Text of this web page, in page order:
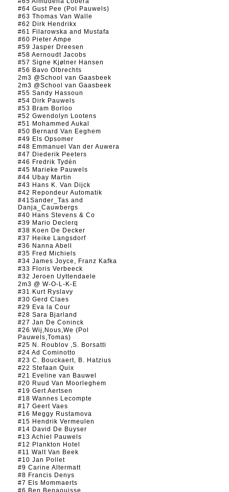
#64 Gust Pee (Pol Pauwels)
#63 Thomas Van Walle
#62 Dirk Hendrikx
#61 Filarowska and Mustafa
#60 Pieter Ampe
#59 Jasper Dreesen
#58 Aernoudt Jacobs
#57 Signe Kjølner Hansen
#56 Bavo Olbrechts
2m3 @School van Gaasbeek
2m3 @School van Gaasbeek
#55 Sandy Hassoun
#54 Dirk Pauwels
#53 Bram Borloo
#52 Gwendolyn Lootens
#51 Mohammed Aukal
#50 Bernard Van Eeghem
#49 Els Opsomer
#48 Emmanuel Van der Auwera
#47 Diederik Peeters
#46 Fredrik Tydén
#45 Marieke Pauwels
#44 Ubay Martin
#43 Hans K. Van Dijck
#42 Repondeur Automatik
#41Sander_Tas and
Danja_Cauwbergs
#40 Hans Stevens & Co
#39 Mario Declerq
#38 Koen De Decker
#37 Heike Langsdorf
#36 Nanna Abell
#35 Fred Michiels
#34 James Joyce, Franz Kafka
#33 Floris Verbeeck
#32 Jeroen Uyttendaele
2m3 @ W-O-L-K-E
#31 Kurt Ryslavy
#30 Gerd Claes
#29 Eva la Cour
#28 Sara Bjarland
#27 Jan De Coninck
#26 Wij,Nous,We (Pol
Pauwels,Tomas)
#25 N. Roublov ,S. Borsatti
#24 Ad Cominotto
#23 C. Bouckaert, B. Hatzius
#22 Stefaan Quix
#21 Eveline van Bauwel
#20 Ruud Van Moorleghem
#19 Gert Aertsen
#18 Wannes Lecompte
#17 Geert Vaes
#16 Meggy Rustamova
#15 Hendrik Vermeulen
#14 David De Buyser
#13 Achiel Pauwels
#12 Plankton Hotel
#11 Walt Van Beek
#10 Jan Pollet
#9 Carine Altermatt
#8 Francis Denys
#7 Els Mommaerts
#6 Ben Benaouisse